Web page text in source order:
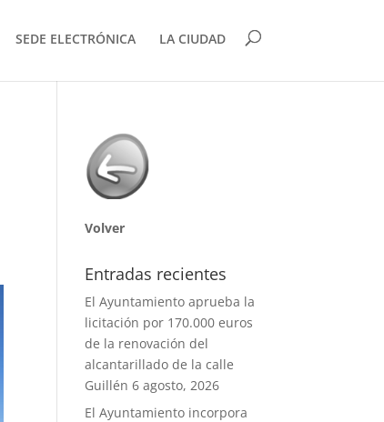
SEDE ELECTRÓNICA LA CIUDAD
Volver
Entradas recientes
El Ayuntamiento aprueba la
licitación por 170.000 euros
de la renovación del
alcantarillado de la calle
Guillén 6 agosto, 2026
El Ayuntamiento incorpora